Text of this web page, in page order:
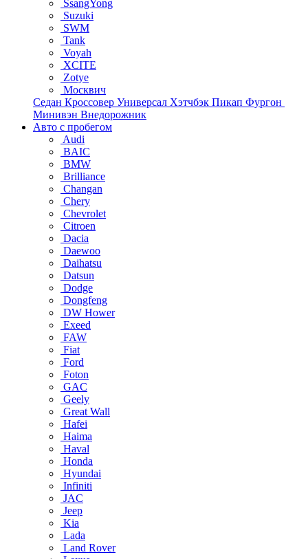
SsangYong
Suzuki
SWM
Tank
Voyah
XCITE
Zotye
Москвич
Седан Кроссовер Универсал Хэтчбэк Пикап Фургон
Минивэн Внедорожник
Авто с пробегом
Audi
BAIC
BMW
Brilliance
Changan
Chery
Chevrolet
Citroen
Dacia
Daewoo
Daihatsu
Datsun
Dodge
Dongfeng
DW Hower
Exeed
FAW
Fiat
Ford
Foton
GAC
Geely
Great Wall
Hafei
Haima
Haval
Honda
Hyundai
Infiniti
JAC
Jeep
Kia
Lada
Land Rover